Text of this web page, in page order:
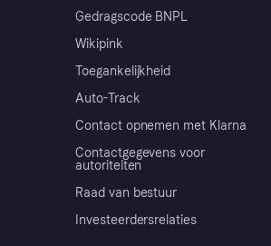
Gedragscode BNPL
Wikipink
Toegankelijkheid
Auto-Track
Contact opnemen met Klarna
Contactgegevens voor
autoriteiten
Raad van bestuur
Investeerdersrelaties